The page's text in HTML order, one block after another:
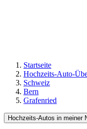
Startseite
Hochzeits-Auto-
Schweiz
Bern
Grafenried
Hochzeits-Autos in meiner